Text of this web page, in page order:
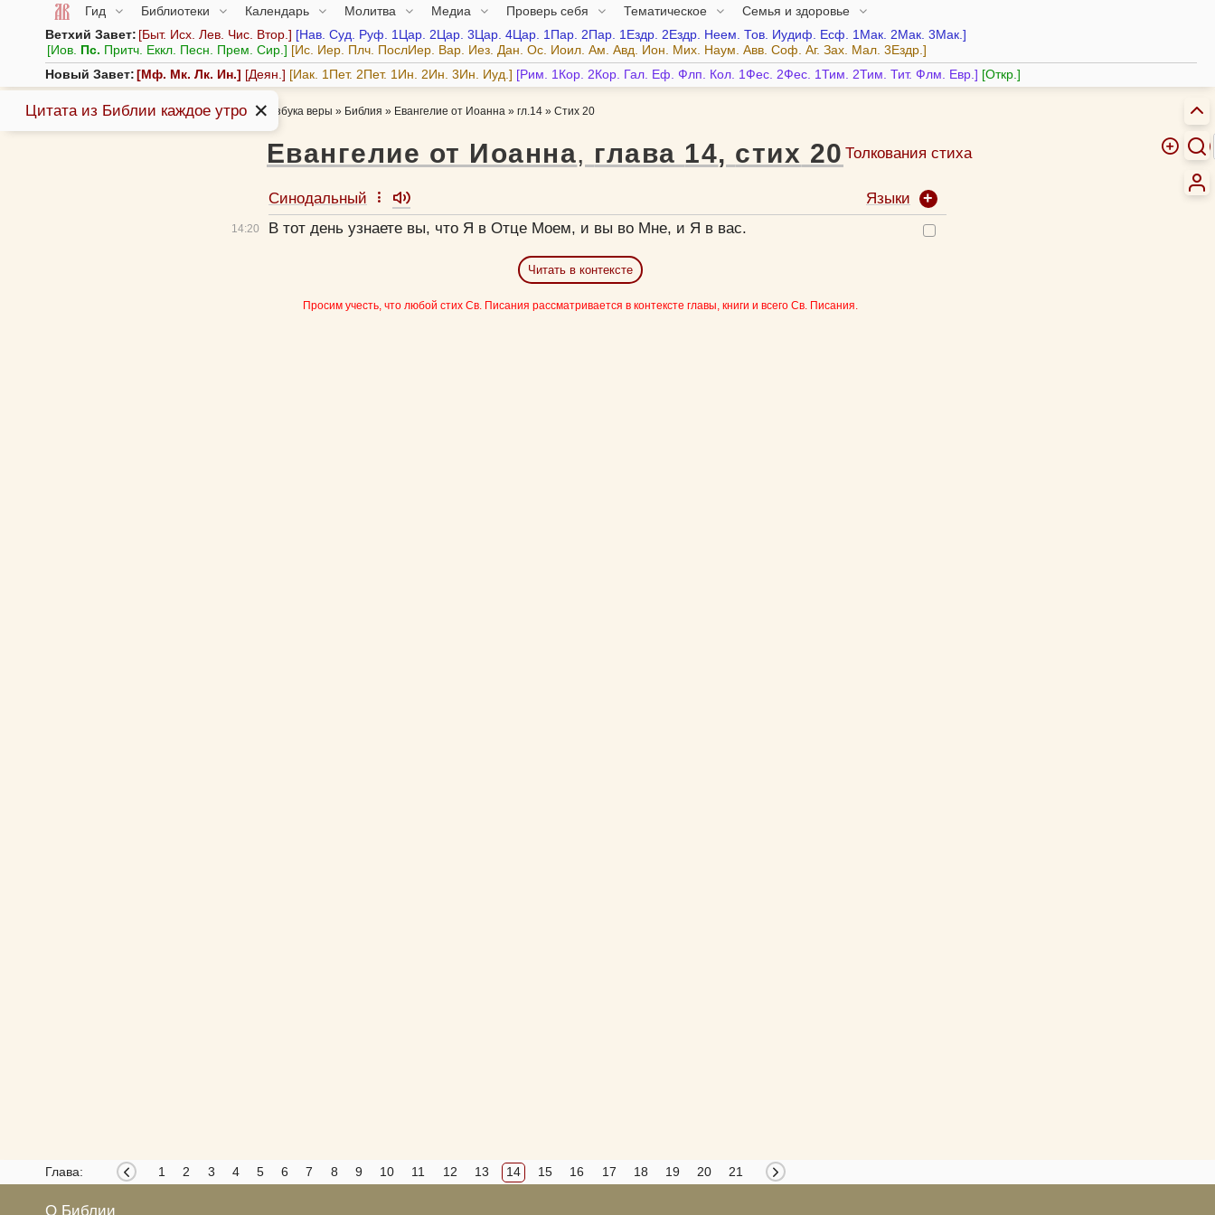
Гид Библиотеки Календарь Молитва Медиа Проверь себя Тематическое
Семья и здоровье
Ветхий Завет: Быт. Исх. Лев. Чис. Втор. Нав. Суд. Руф. 1Цар. 2Цар. 3Цар. 4Цар. 1Пар. 2Пар. 1Ездр. 2Ездр. Неем. Тов. Иудиф. Есф. 1Мак. 2Мак. 3Мак.
Иов. Пс. Притч. Еккл. Песн. Прем. Сир. Ис. Иер. Плч. ПослИер. Вар. Иез. Дан. Ос. Иоил. Ам. Авд. Ион. Мих. Наум. Авв. Соф. Аг. Зах. Мал. 3Ездр.
Новый Завет: Мф. Мк. Лк. Ин. Деян. Иак. 1Пет. 2Пет. 1Ин. 2Ин. 3Ин. Иуд. Рим. 1Кор. 2Кор. Гал. Еф. Флп. Кол. 1Фес. 2Фес. 1Тим. 2Тим. Тит. Флм. Евр. Откр.
Азбука веры » Библия » Евангелие от Иоанна » гл.14 » Стих 20
Евангелие от Иоанна, глава 14, стих 20 Толкования стиха
14:20
Синодальный
Языки
В тот день узнаете вы, что Я в Отце Моем, и вы во Мне, и Я в вас.
Читать в контексте
Просим учесть, что любой стих Св. Писания рассматривается в контексте главы, книги и всего Св. Писания.
Глава: 1 2 3 4 5 6 7 8 9 10 11 12 13 14 15 16 17 18 19 20 21
О Библии
Цитата из Библии каждое утро ✕